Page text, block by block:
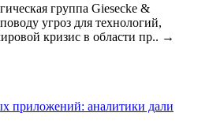
группа Giesecke &
угроз для технологий,
кризис в области пр.. →
приложений: аналитики дали